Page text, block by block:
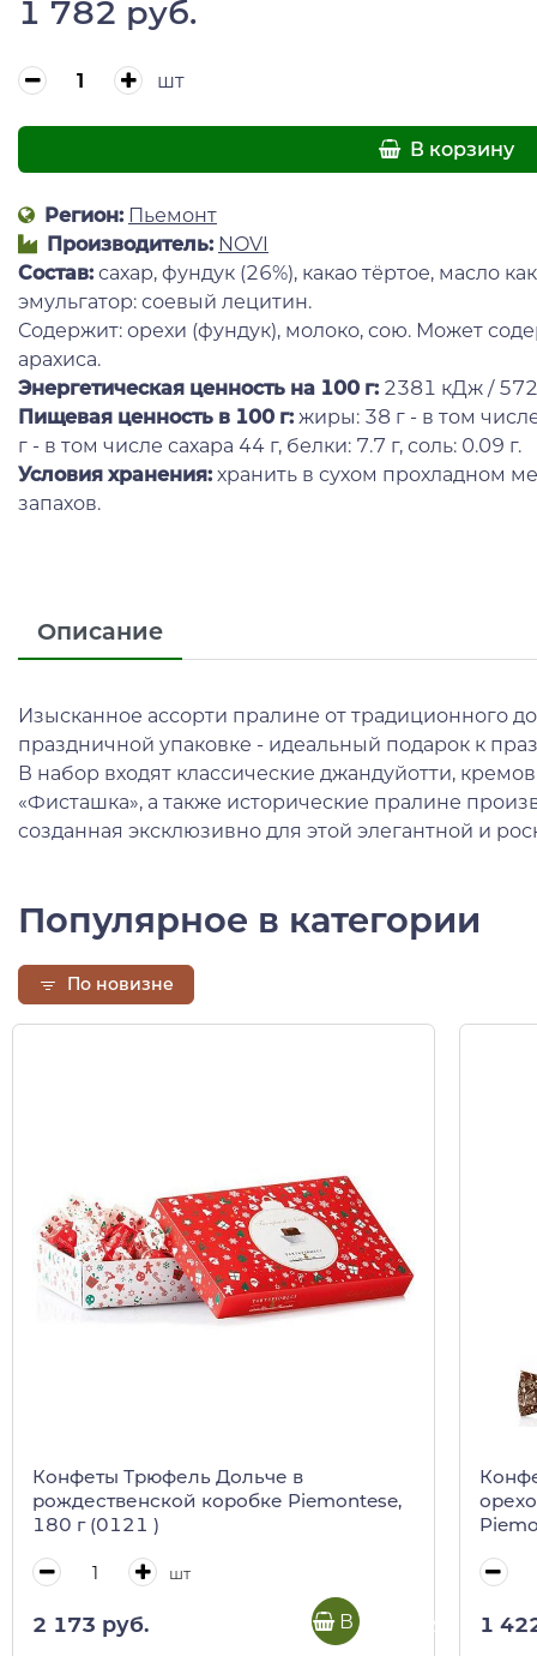
1 782 руб.
шт
В корзину
Регион: Пьемонт
Производитель: NOVI
Состав: сахар, фундук (26%), какао тёртое, масло
эмульгатор: соевый лецитин.
Содержит: орехи (фундук), молоко, сою. Может
арахиса.
Энергетическая ценность на 100 г: 2381 кДж /
Пищевая ценность в 100 г: жиры: 38 г - в том
г - в том числе сахара 44 г, белки: 7.7 г, соль: 0.09 г.
Условия хранения: хранить в сухом прохладном
запахов.
Описание
Изысканное ассорти пралине от традиционного
праздничной упаковке - идеальный подарок к
В набор входят классические джандуйотти,
«Фисташка», а также исторические пралине
созданная эксклюзивно для этой элегантной и
Популярное в категории
По новизне
Конфеты Трюфель Дольче в
рождественской коробке Piemontese,
180 г (0121 )
шт
2 173 руб. В корзину 1